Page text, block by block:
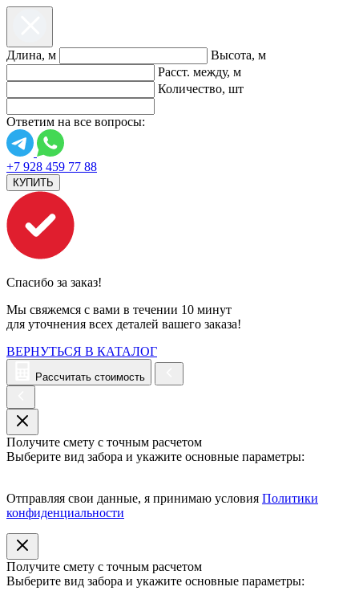
Длина, м
Высота, м
Расст. между, м
Количество, шт
Ответим на все вопросы:
+7 928 459 77 88
КУПИТЬ
Спасибо за заказ!
Мы свяжемся с вами в течении 10 минут
для уточнения всех деталей вашего заказа!
ВЕРНУТЬСЯ В КАТАЛОГ
Рассчитать стоимость
Получите смету с точным расчетом
Выберите вид забора и укажите основные параметры:
Отправляя свои данные, я принимаю условия Политики
конфиденциальности
Получите смету с точным расчетом
Выберите вид забора и укажите основные параметры: